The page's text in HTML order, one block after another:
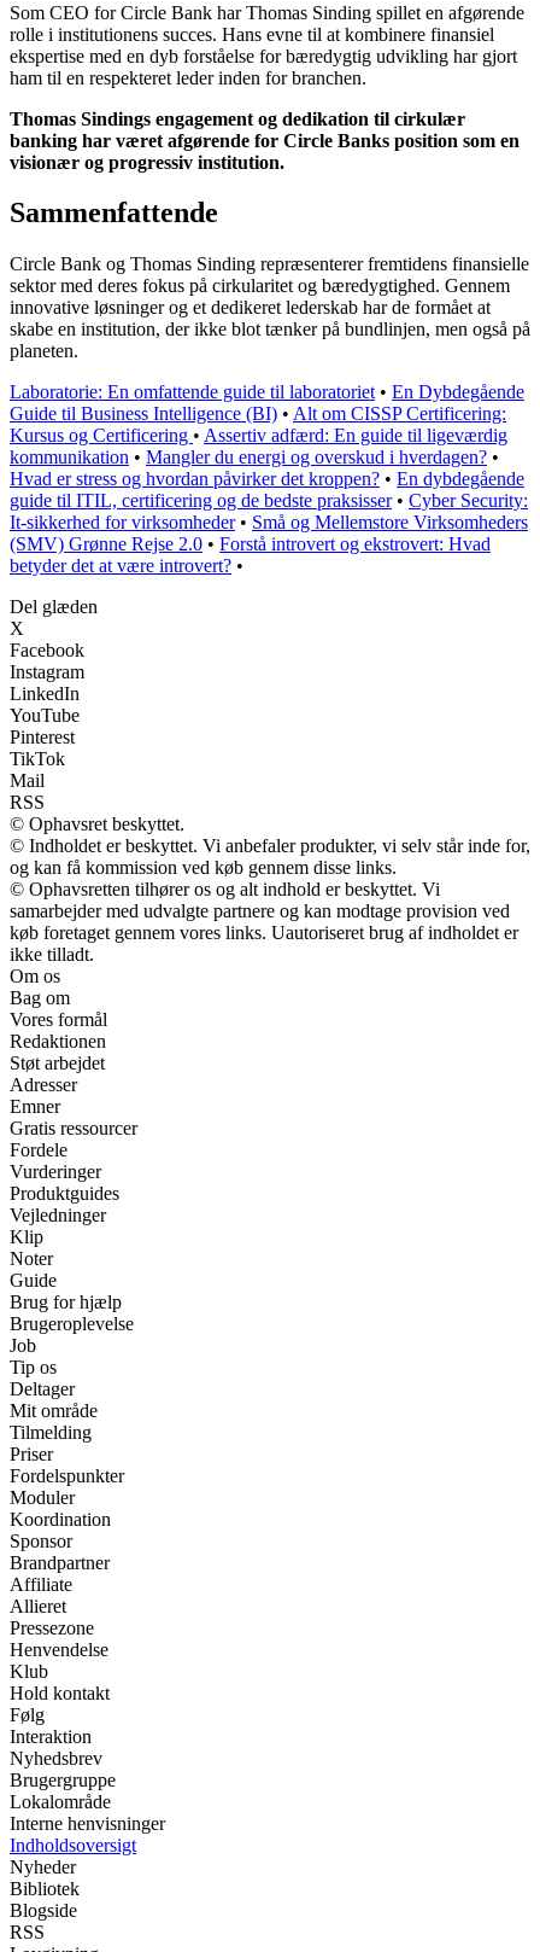
Som CEO for Circle Bank har Thomas Sinding spillet en afgørende
rolle i institutionens succes. Hans evne til at kombinere finansiel
ekspertise med en dyb forståelse for bæredygtig udvikling har gjort
ham til en respekteret leder inden for branchen.
Thomas Sindings engagement og dedikation til cirkulær
banking har været afgørende for Circle Banks position som en
visionær og progressiv institution.
Sammenfattende
Circle Bank og Thomas Sinding repræsenterer fremtidens finansielle
sektor med deres fokus på cirkularitet og bæredygtighed. Gennem
innovative løsninger og et dedikeret lederskab har de formået at
skabe en institution, der ikke blot tænker på bundlinjen, men også på
planeten.
Laboratorie: En omfattende guide til laboratoriet • En Dybdegående
Guide til Business Intelligence (BI) • Alt om CISSP Certificering:
Kursus og Certificering • Assertiv adfærd: En guide til ligeværdig
kommunikation • Mangler du energi og overskud i hverdagen? •
Hvad er stress og hvordan påvirker det kroppen? • En dybdegående
guide til ITIL, certificering og de bedste praksisser• Cyber Security:
It-sikkerhed for virksomheder• Små og Mellemstore Virksomheders
(SMV) Grønne Rejse 2.0 • Forstå introvert og ekstrovert: Hvad
betyder det at være introvert? •
Del glæden
X
Facebook
Instagram
LinkedIn
YouTube
Pinterest
TikTok
Mail
RSS
© Ophavsret beskyttet.
© Indholdet er beskyttet. Vi anbefaler produkter, vi selv står inde for,
og kan få kommission ved køb gennem disse links.
© Ophavsretten tilhører os og alt indhold er beskyttet. Vi
samarbejder med udvalgte partnere og kan modtage provision ved
køb foretaget gennem vores links. Uautoriseret brug af indholdet er
ikke tilladt.
Om os
Bag om
Vores formål
Redaktionen
Støt arbejdet
Adresser
Emner
Gratis ressourcer
Fordele
Vurderinger
Produktguides
Vejledninger
Klip
Noter
Guide
Brug for hjælp
Brugeroplevelse
Job
Tip os
Deltager
Mit område
Tilmelding
Priser
Fordelspunkter
Moduler
Koordination
Sponsor
Brandpartner
Affiliate
Allieret
Pressezone
Henvendelse
Klub
Hold kontakt
Følg
Interaktion
Nyhedsbrev
Brugergruppe
Lokalområde
Interne henvisninger
Indholdsoversigt
Nyheder
Bibliotek
Blogside
RSS